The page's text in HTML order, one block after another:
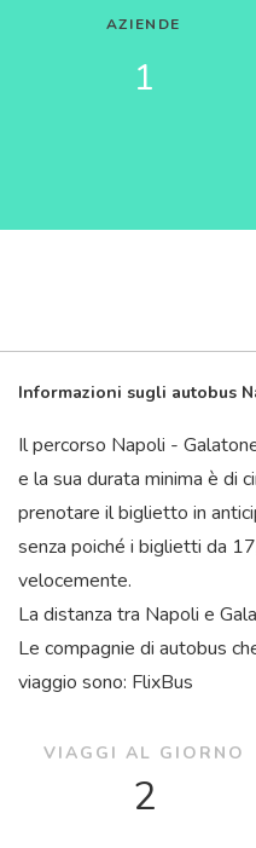
AZIENDE
1
Informazioni sugli autobus
Il percorso Napoli -
e la sua durata minima è di
prenotare il biglietto in
senza poiché i biglietti da
velocemente.
La distanza tra Napoli e
Le compagnie di autobus
viaggio sono: FlixBus
VIAGGI AL GIORNO
2